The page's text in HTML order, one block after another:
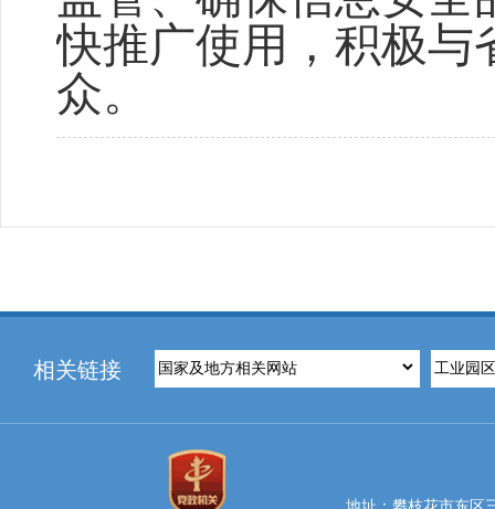
快推广使用，积极与
众。
相关链接